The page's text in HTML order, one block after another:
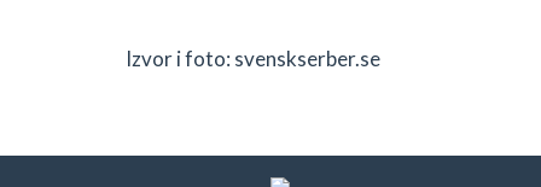
Izvor i foto: svenskserber.se